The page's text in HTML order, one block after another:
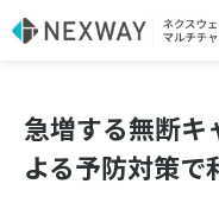
急増する無断キ
よる予防対策で